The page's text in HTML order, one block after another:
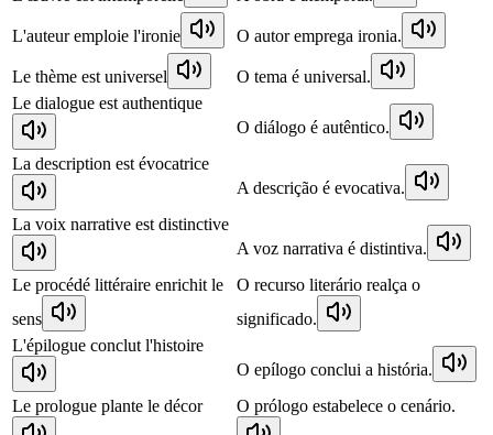
L'auteur emploie l'ironie O autor emprega ironia.
Le thème est universel
O tema é universal.
Le dialogue est authentique
O diálogo é autêntico.
La description est évocatrice
A descrição é evocativa.
La voix narrative est distinctive
A voz narrativa é distintiva.
Le procédé littéraire enrichit le
sens
O recurso literário realça o
significado.
L'épilogue conclut l'histoire
O epílogo conclui a história.
Le prologue plante le décor
O prólogo estabelece o cenário.